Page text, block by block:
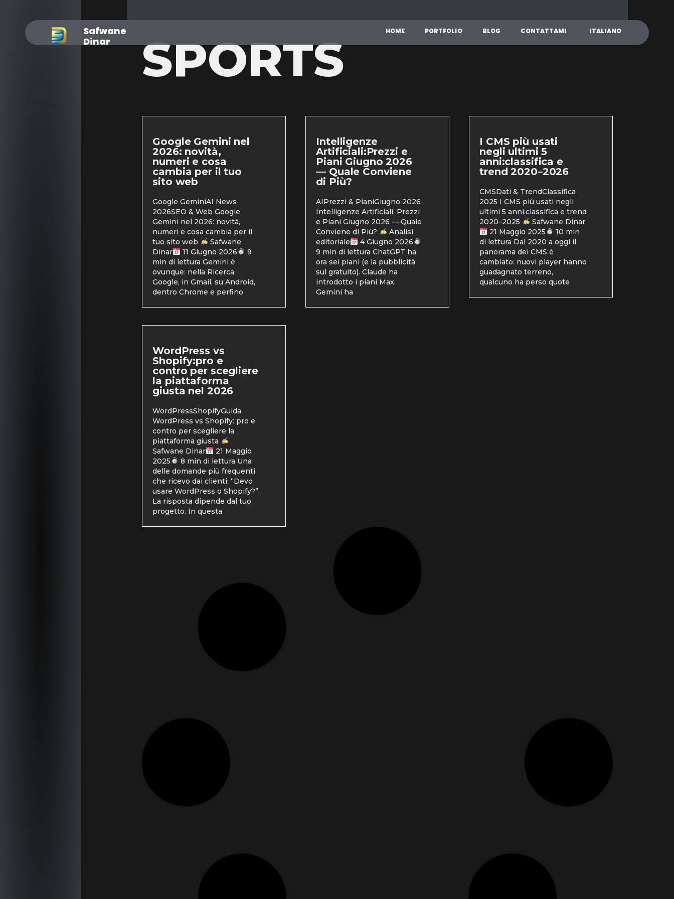
Safwane
Dinar
HOME PORTFOLIO BLOG CONTATTAMI ITALIANO
SPORTS
Google Gemini nel
2026: novità,
numeri e cosa
cambia per il tuo
sito web
Google GeminiAI News
2026SEO & Web Google
Gemini nel 2026: novità,
numeri e cosa cambia per il
tuo sito web
Safwane
Dinar
11 Giugno 2026
9
min di lettura Gemini è
ovunque: nella Ricerca
Google, in Gmail, su Android,
dentro Chrome e perfino
Intelligenze
Artificiali:Prezzi e
Piani Giugno 2026
— Quale Conviene
di Più?
AIPrezzi & PianiGiugno 2026
Intelligenze Artificiali: Prezzi
e Piani Giugno 2026 — Quale
Conviene di Più?
Analisi
editoriale
4 Giugno 2026
9 min di lettura ChatGPT ha
ora sei piani (e la pubblicità
sul gratuito). Claude ha
introdotto i piani Max.
Gemini ha
I CMS più usati
negli ultimi 5
anni:classifica e
trend 2020–2026
CMSDati & TrendClassifica
2025 I CMS più usati negli
ultimi 5 anni:classifica e trend
2020–2025
Safwane Dinar
21 Maggio 2025
10 min
di lettura Dal 2020 a oggi il
panorama dei CMS è
cambiato: nuovi player hanno
guadagnato terreno,
qualcuno ha perso quote
WordPress vs
Shopify:pro e
contro per scegliere
la piattaforma
giusta nel 2026
WordPressShopifyGuida
WordPress vs Shopify: pro e
contro per scegliere la
piattaforma giusta
Safwane Dinar
21 Maggio
2025
8 min di lettura Una
delle domande più frequenti
che ricevo dai clienti: “Devo
usare WordPress o Shopify?”.
La risposta dipende dal tuo
progetto. In questa